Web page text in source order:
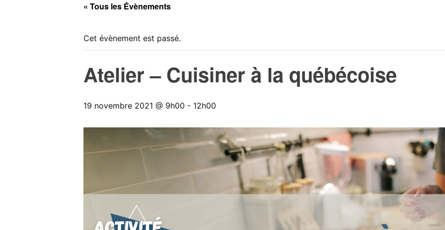
« Tous les Évènements
Cet évènement est passé.
Atelier – Cuisiner à la québécoise
19 novembre 2021 @ 9h00 - 12h00